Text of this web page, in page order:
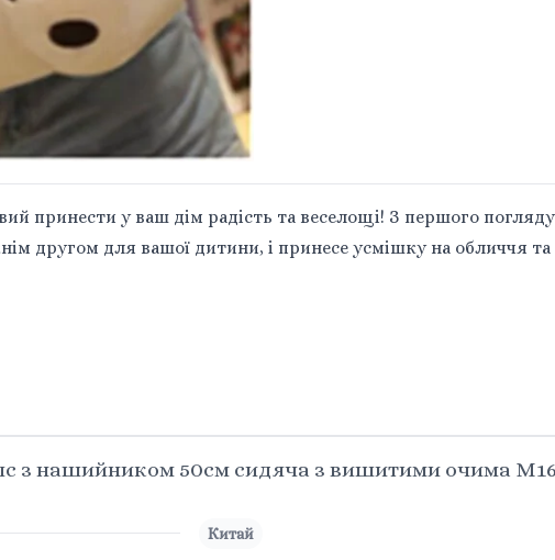
принести у ваш дім радість та веселощі! З першого
другом для вашої дитини, і принесе усмішку на обличчя
з нашийником 50см сидяча з вишитими очима
Китай